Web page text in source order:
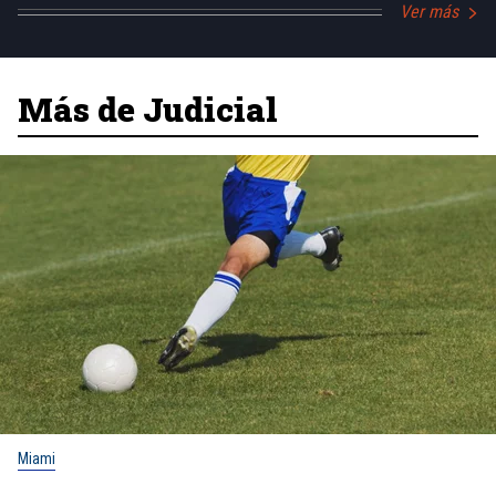
Ver más
Más de Judicial
Miami